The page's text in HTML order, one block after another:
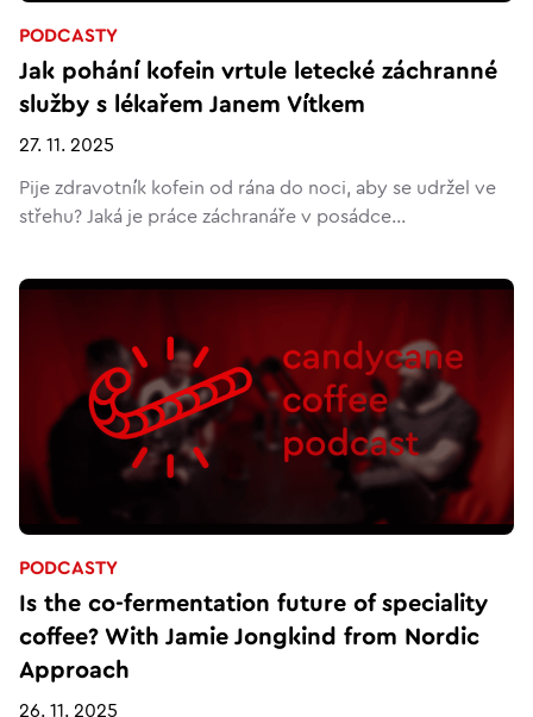
PODCASTY
Jak pohání kofein vrtule letecké záchranné
služby s lékařem Janem Vítkem
27. 11. 2025
Pije zdravotník kofein od rána do noci, aby se udržel ve
střehu? Jaká je práce záchranáře v posádce...
PODCASTY
Is the co-fermentation future of speciality
coffee? With Jamie Jongkind from Nordic
Approach
26. 11. 2025